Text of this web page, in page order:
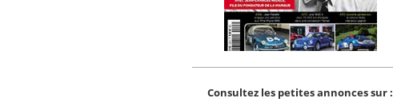
Consultez les petites annonces sur :